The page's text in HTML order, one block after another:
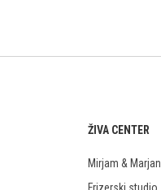
ŽIVA CENTER
Mirjam & Marjan